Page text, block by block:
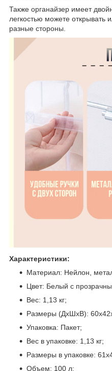
Также органайзер имеет
легкостью можете открывать
разные стороны.
Характеристики:
Материал: Нейлон,
Цвет: Белый с
Вес: 1,13 кг;
Размеры (ДхШхВ):
Упаковка: Пакет;
Вес в упаковке: 1,13 кг;
Размеры в упаковке:
Объем: 100 л;